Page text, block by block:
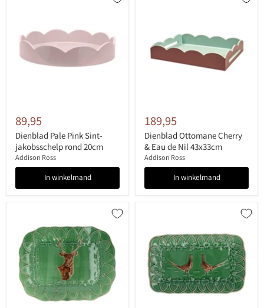
89,95
Dienblad Pale Pink Sint-
jakobsschelp rond 20cm
Addison Ross
In winkelmand
189,95
Dienblad Ottomane Cherry
& Eau de Nil 43x33cm
Addison Ross
In winkelmand